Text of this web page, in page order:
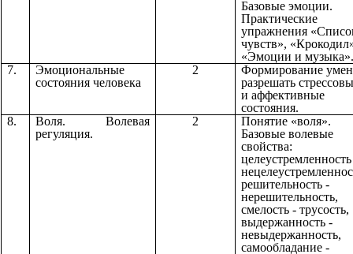
Базовые эмоции.
Практические
упражнения
чувств»,
«Эмоции и музыка».
7.
Эмоциональные
состояния человека
2
Формирование
разрешать
и аффективные
состояния.
8.
Воля. Волевая
регуляция.
2
Понятие «воля».
Базовые волевые
свойства:
решительность -
нерешительность,
смелость - трусость,
выдержанность -
невыдержанность,
самообладание -